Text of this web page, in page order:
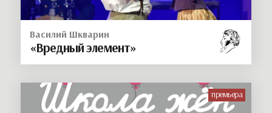
Василий Шкварин
«Вредный элемент»
премьера